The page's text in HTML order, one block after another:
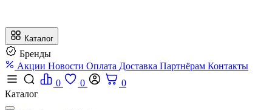
Каталог
Бренды
Акции Новости Оплата Доставка Партнёрам Контакты
0
0
0
Каталог